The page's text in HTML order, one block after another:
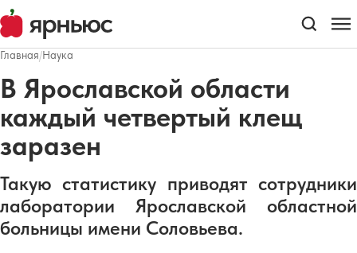
Главная/Наука
В Ярославской области
каждый четвертый клещ
заразен
Такую статистику приводят сотрудники
лаборатории Ярославской областной
больницы имени Соловьева.